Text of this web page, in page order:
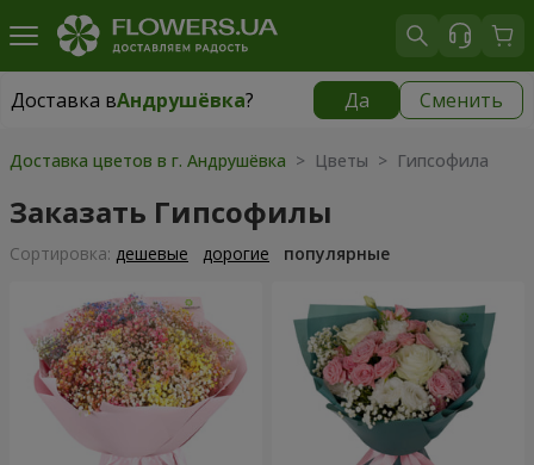
Доставка вАндрушёвка? Да Сменить
Доставка вАндрушёвка|
Доставка цветов в г. Андрушёвка > Цветы > Гипсофила
Заказать Гипсофилы
Cортировка: дешевые дорогие популярные